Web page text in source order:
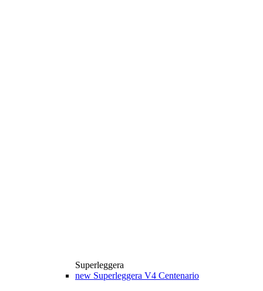
Superleggera
new Superleggera V4 Centenario